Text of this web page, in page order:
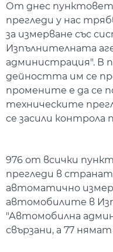
От днес
прегледи у нас
за измерване със
Изпълнителната
администрация". В
дейността им се
промените е да се
техническите
се засили
976 от всички
прегледи в
автоматично
автомобилите в
"Автомобилна
свързани, а 77